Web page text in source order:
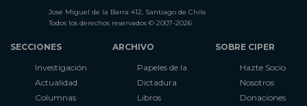
José Miguel de la Barra 412, Santiago de Chile
Todos los derechos reservados © 2007-2026
SECCIONES
Investigación
Actualidad
Columnas
ARCHIVO
Papeles de la
Dictadura
Libros
SOBRE CIPER
Hazte Socio
Nosotros
Donaciones